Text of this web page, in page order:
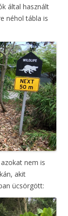
által használt
néhol tábla is
nem is
akit
ücsörgött: